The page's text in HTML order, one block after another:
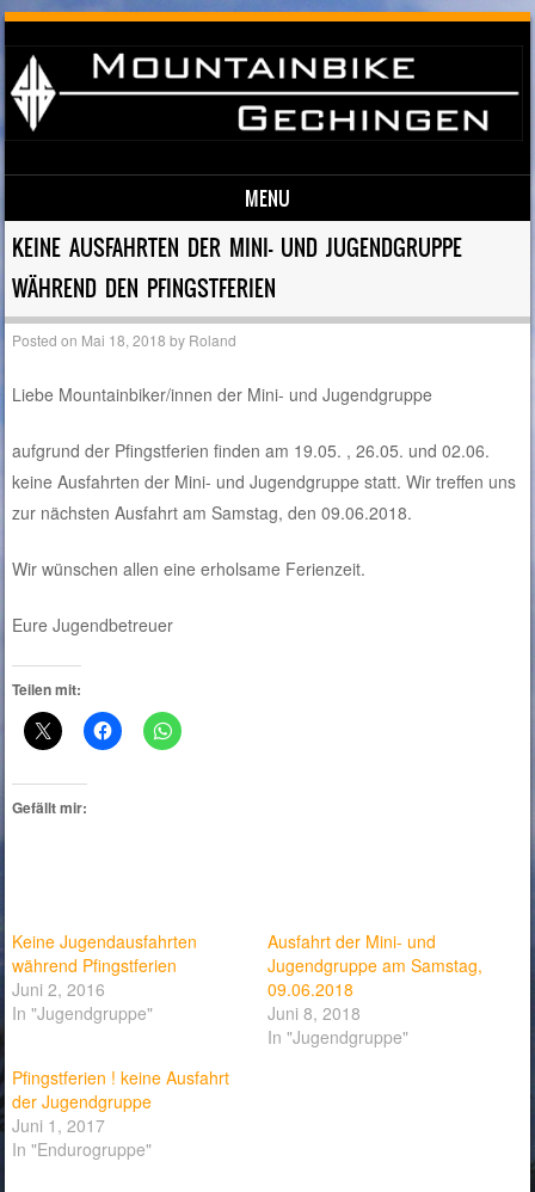
MENU
Skip to content
KEINE AUSFAHRTEN DER MINI- UND JUGENDGRUPPE
WÄHREND DEN PFINGSTFERIEN
Posted on Mai 18, 2018 by Roland
Liebe Mountainbiker/innen der Mini- und Jugendgruppe
aufgrund der Pfingstferien finden am 19.05. , 26.05. und 02.06.
keine Ausfahrten der Mini- und Jugendgruppe statt. Wir treffen uns
zur nächsten Ausfahrt am Samstag, den 09.06.2018.
Wir wünschen allen eine erholsame Ferienzeit.
Eure Jugendbetreuer
Teilen mit:
Gefällt mir:
Keine Jugendausfahrten
während Pfingstferien
Juni 2, 2016
In "Jugendgruppe"
Ausfahrt der Mini- und
Jugendgruppe am Samstag,
09.06.2018
Juni 8, 2018
In "Jugendgruppe"
Pfingstferien ! keine Ausfahrt
der Jugendgruppe
Juni 1, 2017
In "Endurogruppe"